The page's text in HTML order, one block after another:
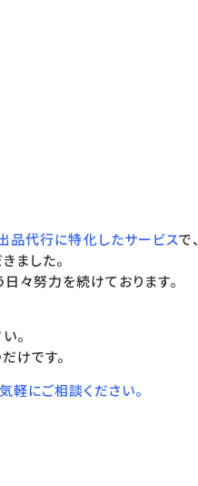
出品代行に特化したサービスで、
ました。
々努力を続けております。
。
けです。
軽にご相談ください。